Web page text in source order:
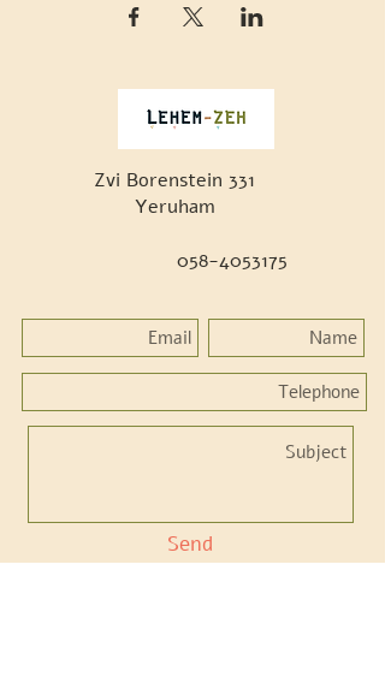
Zvi Borenstein 331
Yeruham
058-4053175
Send